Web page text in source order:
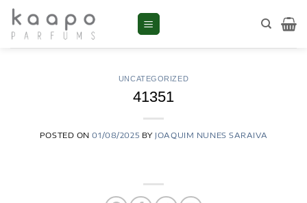
Skip
content
UNCATEGORIZED
41351
POSTED ON01/08/2025 BY JOAQUIM NUNES SARAIVA